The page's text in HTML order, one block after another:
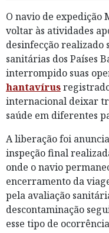
O navio de expedição
voltar às atividades
desinfecção realizado
sanitárias dos Países
interrompido suas
hantavírus
internacional deixar
saúde em diferentes
A liberação foi
inspeção final
onde o navio
encerramento da
pela avaliação
descontaminação
esse tipo de